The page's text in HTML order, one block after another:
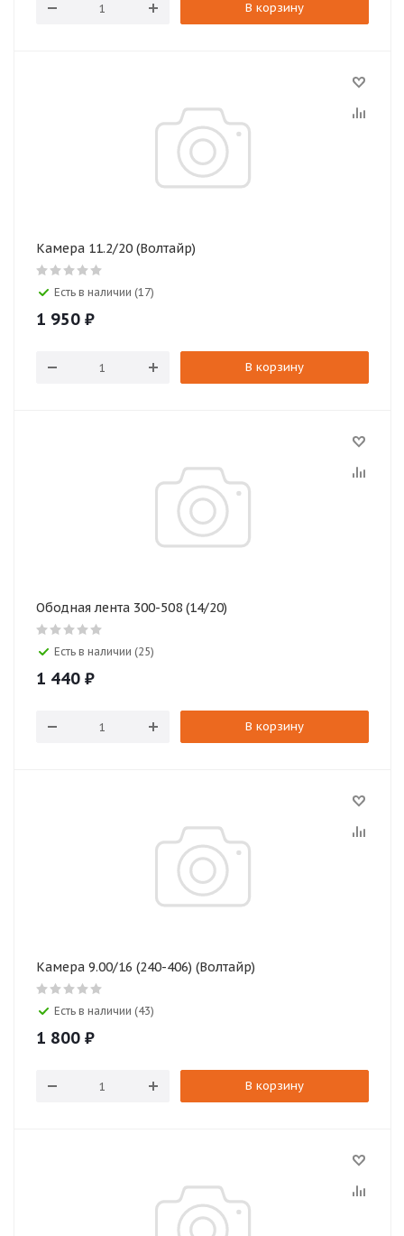
В корзину
Камера 11.2/20 (Волтайр)
Есть в наличии (17)
1 950 ₽
В корзину
Ободная лента 300-508 (14/20)
Есть в наличии (25)
1 440 ₽
В корзину
Камера 9.00/16 (240-406) (Волтайр)
Есть в наличии (43)
1 800 ₽
В корзину